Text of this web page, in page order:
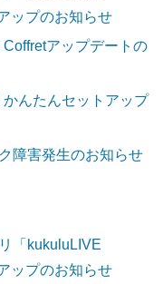
ップのお知らせ
Coffretアップデートの
かんたんセットアップ
障害発生のお知らせ
「kukuluLIVE
ップのお知らせ